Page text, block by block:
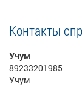
Контакты
Учум
89233201985
Учум